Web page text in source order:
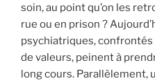
soin, au point qu’on les
rue ou en prison ?
psychiatriques, confrontés
de valeurs, peinent à
long cours. Parallèlement,